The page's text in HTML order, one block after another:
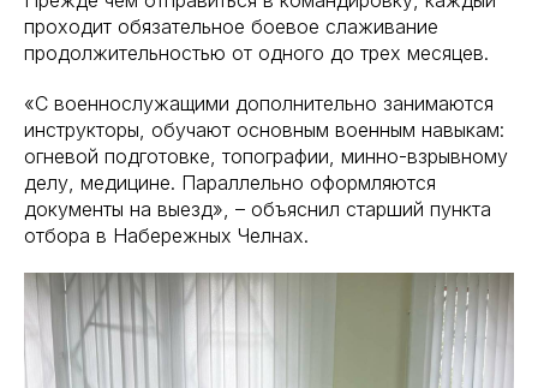
проходит обязательное боевое слаживание
продолжительностью от одного до трех месяцев.
«С военнослужащими дополнительно занимаются
инструкторы, обучают основным военным навыкам:
огневой подготовке, топографии, минно-взрывному
делу, медицине. Параллельно оформляются
документы на выезд», – объяснил старший пункта
отбора в Набережных Челнах.